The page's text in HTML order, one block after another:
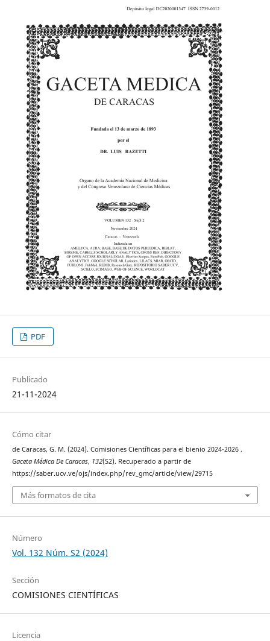
PDF
Publicado
21-11-2024
Cómo citar
de Caracas, G. M. (2024). Comisiones Científicas para el bienio 2024-2026 .
Gaceta Médica De Caracas, 132(S2). Recuperado a partir de
https://saber.ucv.ve/ojs/index.php/rev_gmc/article/view/29715
Más formatos de cita
Número
Vol. 132 Núm. S2 (2024)
Sección
COMISIONES CIENTÍFICAS
Licencia